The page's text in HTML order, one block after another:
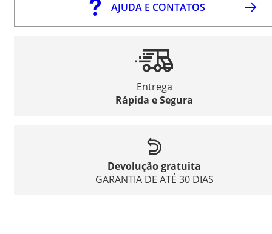
AJUDA E CONTATOS
Entrega
Rápida e Segura
Devolução gratuita
GARANTIA DE ATÉ 30 DIAS